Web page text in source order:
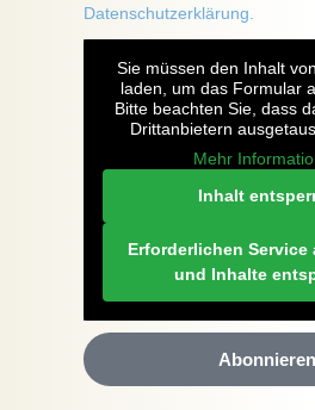
Datenschutzerklärung.
Sie müssen den Inhalt von
laden, um das Formular
Bitte beachten Sie, dass
Drittanbietern
Mehr
Inhalt
Erforderlichen Service
und Inhalte
Abonnieren